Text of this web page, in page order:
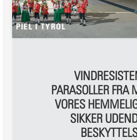
KANTON 27
PARASOLLER FRA
VORES
SIKKER